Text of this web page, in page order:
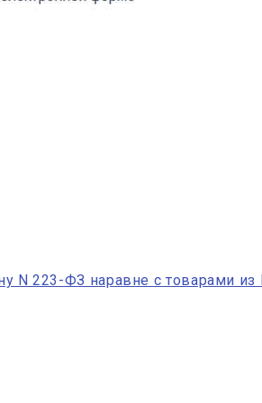
N 223-ФЗ наравне с товарами